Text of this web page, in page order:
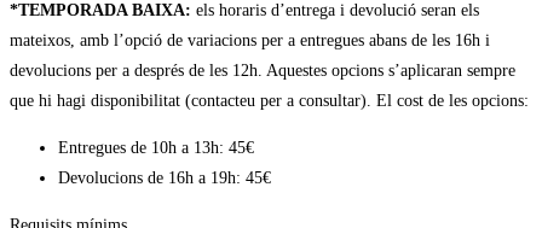
*TEMPORADA BAIXA: els horaris d’entrega i devolució seran els
mateixos, amb l’opció de variacions per a entregues abans de les 16h i
devolucions per a després de les 12h. Aquestes opcions s’aplicaran sempre
que hi hagi disponibilitat (contacteu per a consultar). El cost de les opcions:
Entregues de 10h a 13h: 45€
Devolucions de 16h a 19h: 45€